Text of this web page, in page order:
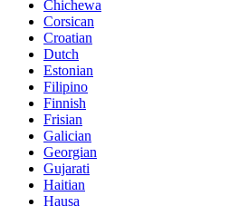
Chichewa
Corsican
Croatian
Dutch
Estonian
Filipino
Finnish
Frisian
Galician
Georgian
Gujarati
Haitian
Hausa